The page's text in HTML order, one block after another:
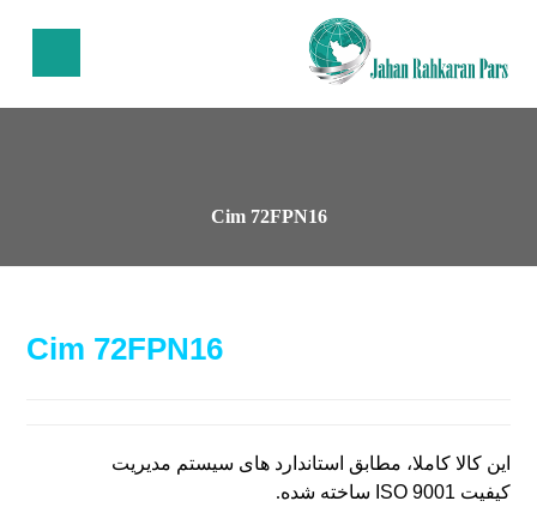
Cim 72FPN16
Cim 72FPN16
این کالا کاملا، مطابق استاندارد های سیستم مدیریت
کیفیت ISO 9001 ساخته شده.